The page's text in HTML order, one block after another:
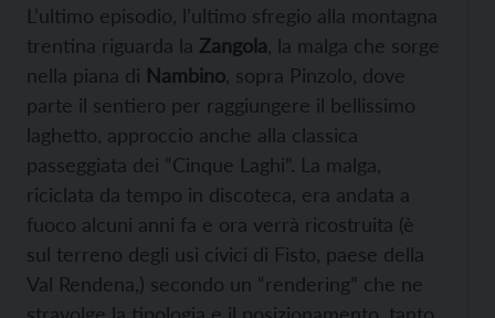
L’ultimo episodio, l’ultimo sfregio alla montagna
trentina riguarda la Zangola, la malga che sorge
nella piana di Nambino, sopra Pinzolo, dove
parte il sentiero per raggiungere il bellissimo
laghetto, approccio anche alla classica
passeggiata dei “Cinque Laghi”. La malga,
riciclata da tempo in discoteca, era andata a
fuoco alcuni anni fa e ora verrà ricostruita (è
sul terreno degli usi civici di Fisto, paese della
Val Rendena,) secondo un “rendering” che ne